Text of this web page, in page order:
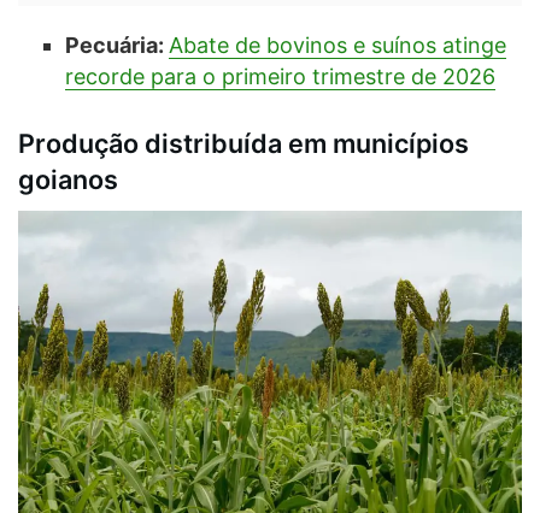
Pecuária: Abate de bovinos e suínos atinge
recorde para o primeiro trimestre de 2026
Produção distribuída em municípios
goianos